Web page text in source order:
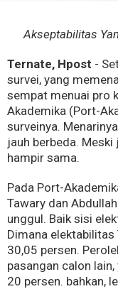
Akseptabilitas
Ternate, Hpost -
survei, yang
sempat menuai pro
Akademika (Port-
surveinya.
jauh berbeda.
hampir sama.
Pada Port-
Tawary dan
unggul. Baik sisi
Dimana
30,05 persen.
pasangan calon
20 persen. bahkan,